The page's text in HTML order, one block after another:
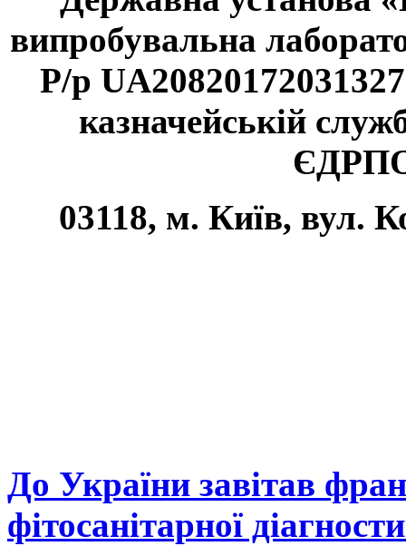
випробувальна
Р/р
казначейській
03118, м. Київ, вул.
До України завітав
фітосанітарної